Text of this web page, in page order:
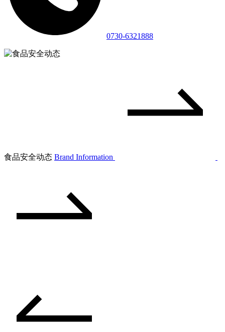
0730-6321888
食品安全动态 Brand Information